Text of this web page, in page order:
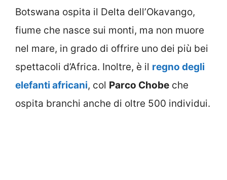
Botswana ospita il Delta dell’Okavango,
fiume che nasce sui monti, ma non muore
nel mare, in grado di offrire uno dei più bei
spettacoli d’Africa. Inoltre, è il regno degli
elefanti africani, col Parco Chobe che
ospita branchi anche di oltre 500 individui.